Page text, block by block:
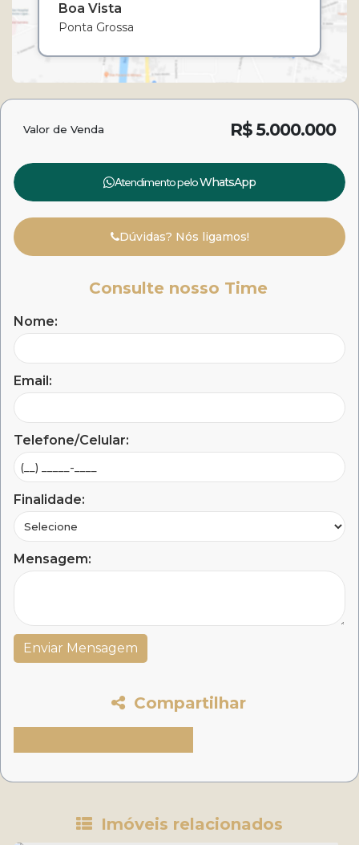
Boa Vista
Ponta Grossa
R$ 5.000.000
Valor de Venda
Atendimento peloWhatsApp
Dúvidas? Nós ligamos!
Consulte nosso Time
Nome:
Email:
Telefone/Celular:
Finalidade:
Mensagem:
Compartilhar
Imóveis relacionados